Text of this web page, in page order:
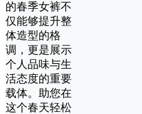
的春季女裤不
仅能够提升整
体造型的格
调，更是展示
个人品味与生
活态度的重要
载体。助您在
这个春天轻松